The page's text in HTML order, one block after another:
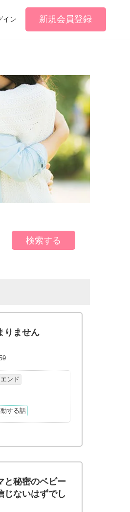
イン 新規会員登録
りません
ンド
する話
と秘密のベビー
じないはずでし